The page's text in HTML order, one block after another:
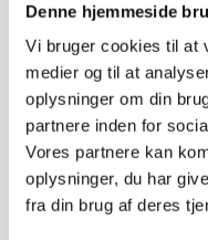
Denne hjemmeside
Vi bruger cookies til at
medier og til at
oplysninger om din
partnere inden for
Vores partnere kan
oplysninger, du har
fra din brug af deres
04. maj 2022
Hent zip-filen, og kom
Zip-filen indeholder:
Pressemeddelelse